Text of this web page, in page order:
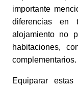
importante
diferencias en
alojamiento no
habitaciones,
complementarios.
Equiparar